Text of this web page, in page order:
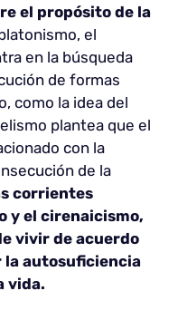
el propósito de la
el
en la búsqueda
de formas
como la idea del
plantea que el
con la
de la
corrientes
y el cirenaicismo,
vivir de acuerdo
la autosuficiencia
vida.